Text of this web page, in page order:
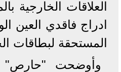
العلاقات الخارجية
ادراج فاقدي العين
المستحقة لبطاقات
وأوضحت "حارص"